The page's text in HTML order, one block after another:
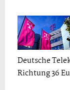
Deutsche
Richtung 36